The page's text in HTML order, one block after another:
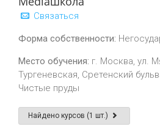
Связаться
Форма собственности:
Место обучения: г. Москва, ул.
Тургеневская, Сретенский
Чистые пруды
Найдено курсов (1 шт.)